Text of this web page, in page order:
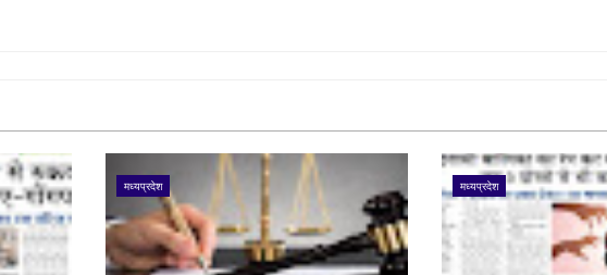
मध्यप्रदेश मध्यप्रदेश